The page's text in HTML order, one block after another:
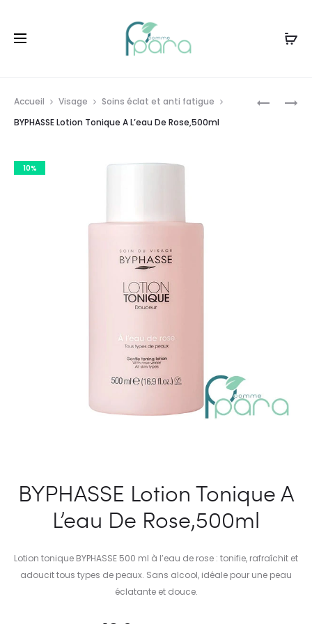
Accueil Visage
Soins éclat et anti fatigue
BYPHASSE Lotion Tonique A L’eau De Rose,500ml
10%
BYPHASSE Lotion Tonique A
L’eau De Rose,500ml
Lotion tonique BYPHASSE 500 ml à l’eau de rose : tonifie, rafraîchit et
adoucit tous types de peaux. Sans alcool, idéale pour une peau
éclatante et douce.